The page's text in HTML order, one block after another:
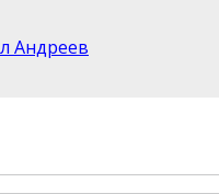
Андреев